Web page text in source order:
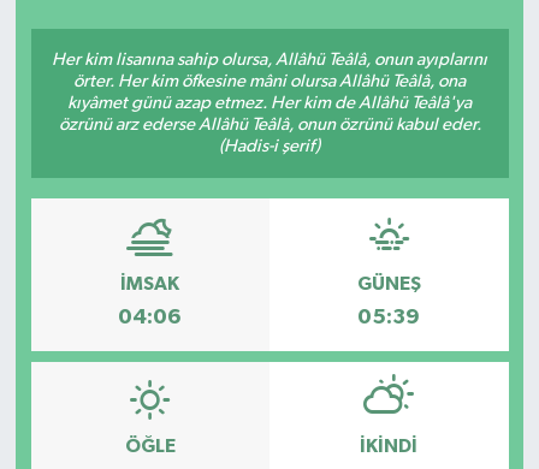
Her kim lisanına sahip olursa, Allâhü Teâlâ, onun ayıplarını
örter. Her kim öfkesine mâni olursa Allâhü Teâlâ, ona
kıyâmet günü azap etmez. Her kim de Allâhü Teâlâ'ya
özrünü arz ederse Allâhü Teâlâ, onun özrünü kabul eder.
(Hadis-i şerif)
İMSAK
04:06
GÜNEŞ
05:39
ÖĞLE İKINDI
Spor
Türkiye